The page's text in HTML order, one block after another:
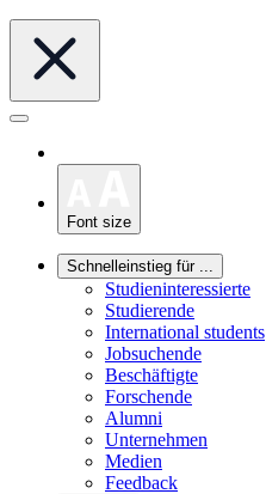
Font size
Schnelleinstieg für ...
Studieninteressierte
Studierende
International students
Jobsuchende
Beschäftigte
Forschende
Alumni
Unternehmen
Medien
Feedback